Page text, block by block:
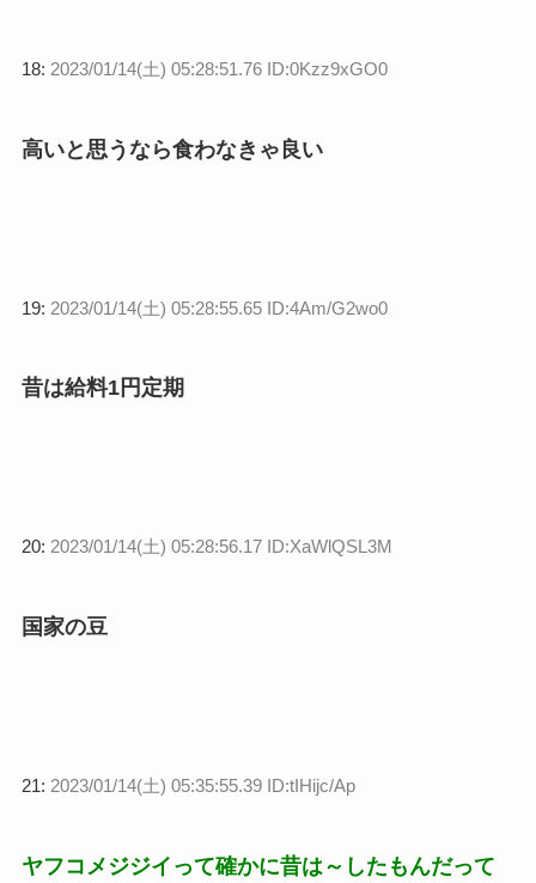
18: 2023/01/14(土) 05:28:51.76 ID:0Kzz9xGO0
高いと思うなら食わなきゃ良い
19: 2023/01/14(土) 05:28:55.65 ID:4Am/G2wo0
昔は給料1円定期
20: 2023/01/14(土) 05:28:56.17 ID:XaWlQSL3M
国家の豆
21: 2023/01/14(土) 05:35:55.39 ID:tIHijc/Ap
ヤフコメジジイって確かに昔は～したもんだって